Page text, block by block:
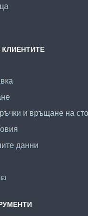
и връщане на
данни